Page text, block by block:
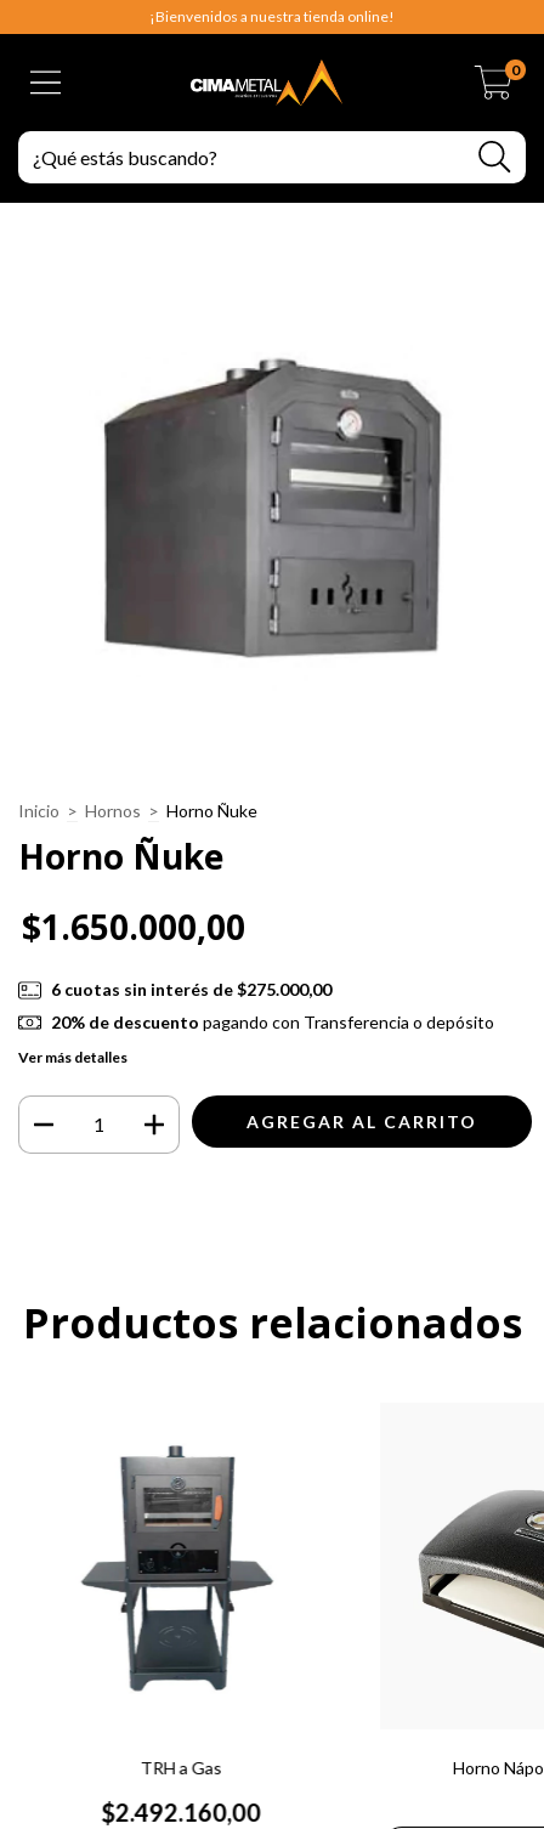
¡Bienvenidos a nuestra tienda online!
0
Inicio > Hornos > Horno Ñuke
Horno Ñuke
$1.650.000,00
6 cuotas sin interés de$275.000,00
20% de descuento pagando con Transferencia o depósito
Ver más detalles
Productos relacionados
TRH a Gas
$2.492.160,00
Horno